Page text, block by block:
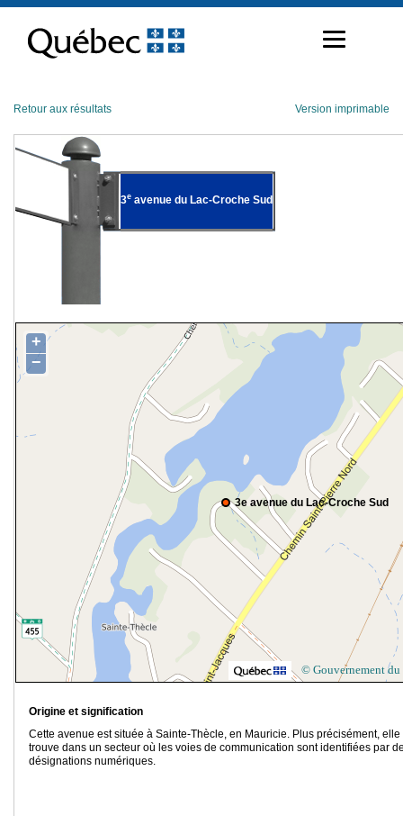
contenu
Retour aux résultats Version imprimable
3e avenue du Lac-Croche Sud
3e avenue du Lac-Croche Sud
+
−
© Gouvernement du
Origine et signification
Cette avenue est située à Sainte-Thècle, en Mauricie. Plus précisément, elle
trouve dans un secteur où les voies de communication sont identifiées par
désignations numériques.